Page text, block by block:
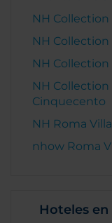
NH
NH
NH
NH Collection
Cinquecento
NH Roma
nhow Roma
Hoteles en